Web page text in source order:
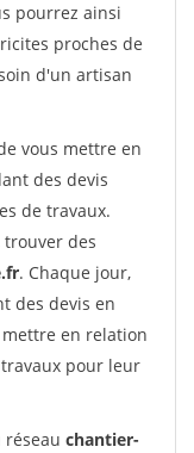
pourrez ainsi
proches de
d'un artisan
vous mettre en
des devis
de travaux.
des
. Chaque jour,
des devis en
en relation
pour leur
réseau chantier-